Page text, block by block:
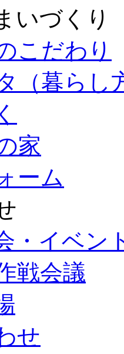
いづくり
こだわり
（暮らし
家
ーム
・イベン
戦会議
せ